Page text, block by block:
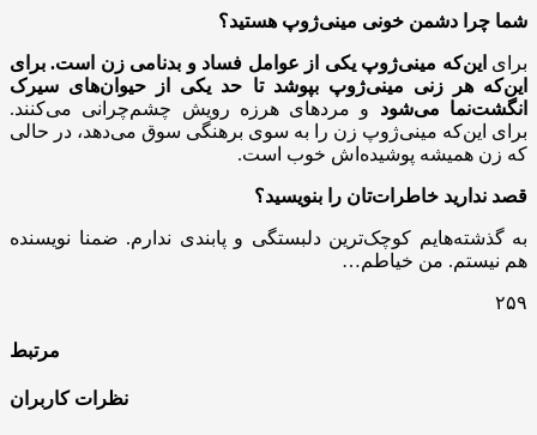
شما چرا دشمن خونی مینی‌ژوپ هستید؟
برای این‌که مینی‌ژوپ یکی از عوامل فساد و بدنامی زن است. برای
این‌که هر زنی مینی‌ژوپ بپوشد تا حد یکی از حیوان‌های سیرک
انگشت‌نما می‌شود و مردهای هرزه رویش چشم‌چرانی می‌کنند.
برای این‌که مینی‌ژوپ زن را به سوی برهنگی سوق می‌دهد، در حالی
که زن همیشه پوشیده‌اش خوب است.
قصد ندارید خاطرات‌تان را بنویسید؟
به گذشته‌هایم کوچک‌ترین دلبستگی و پابندی ندارم. ضمنا نویسنده
هم نیستم. من خیاطم…
۲۵۹
مرتبط
نظرات کاربران